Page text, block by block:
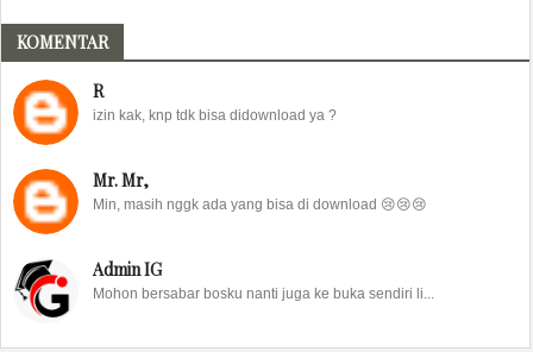
KOMENTAR
R
izin kak, knp tdk bisa didownload ya ?
Mr. Mr,
Min, masih nggk ada yang bisa di download 😢😢😢
Admin IG
Mohon bersabar bosku nanti juga ke buka sendiri li...